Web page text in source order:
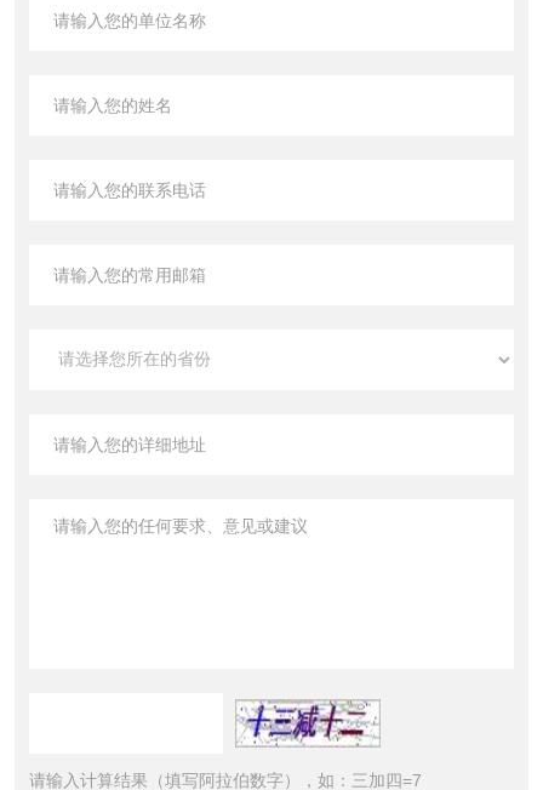
请输入计算结果（填写阿拉伯数字），如：三加四=7